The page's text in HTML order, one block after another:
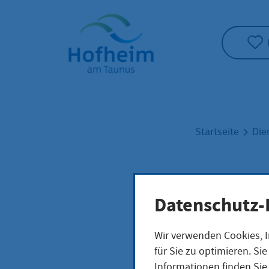
Startseite"
Startseite
Wir verwenden
für Sie zu optimieren.